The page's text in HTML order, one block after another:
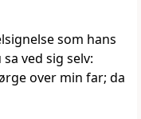
som hans
ved sig selv:
over min far; da